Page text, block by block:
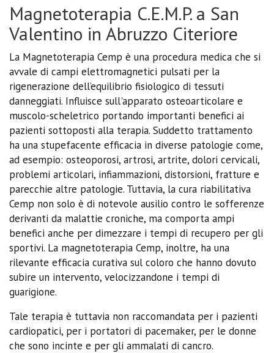
Magnetoterapia C.E.M.P. a San
Valentino in Abruzzo Citeriore
La Magnetoterapia Cemp è una procedura medica che si
avvale di campi elettromagnetici pulsati per la
rigenerazione dell’equilibrio fisiologico di tessuti
danneggiati. Influisce sull'apparato osteoarticolare e
muscolo-scheletrico portando importanti benefici ai
pazienti sottoposti alla terapia. Suddetto trattamento
ha una stupefacente efficacia in diverse patologie come,
ad esempio: osteoporosi, artrosi, artrite, dolori cervicali,
problemi articolari, infiammazioni, distorsioni, fratture e
parecchie altre patologie. Tuttavia, la cura riabilitativa
Cemp non solo è di notevole ausilio contro le sofferenze
derivanti da malattie croniche, ma comporta ampi
benefici anche per dimezzare i tempi di recupero per gli
sportivi. La magnetoterapia Cemp, inoltre, ha una
rilevante efficacia curativa sul coloro che hanno dovuto
subire un intervento, velocizzandone i tempi di
guarigione.
Tale terapia è tuttavia non raccomandata per i pazienti
cardiopatici, per i portatori di pacemaker, per le donne
che sono incinte e per gli ammalati di cancro.